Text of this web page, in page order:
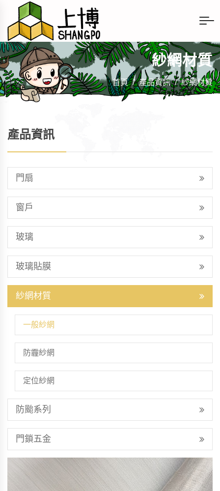
紗網材質
首頁 / 產品資訊 / 紗網材質
產品資訊
門扇
窗戶
玻璃
玻璃貼膜
紗網材質
一般紗網
防霾紗網
定位紗網
防颱系列
門鎖五金